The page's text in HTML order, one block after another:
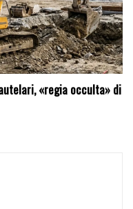
«regia occulta» di